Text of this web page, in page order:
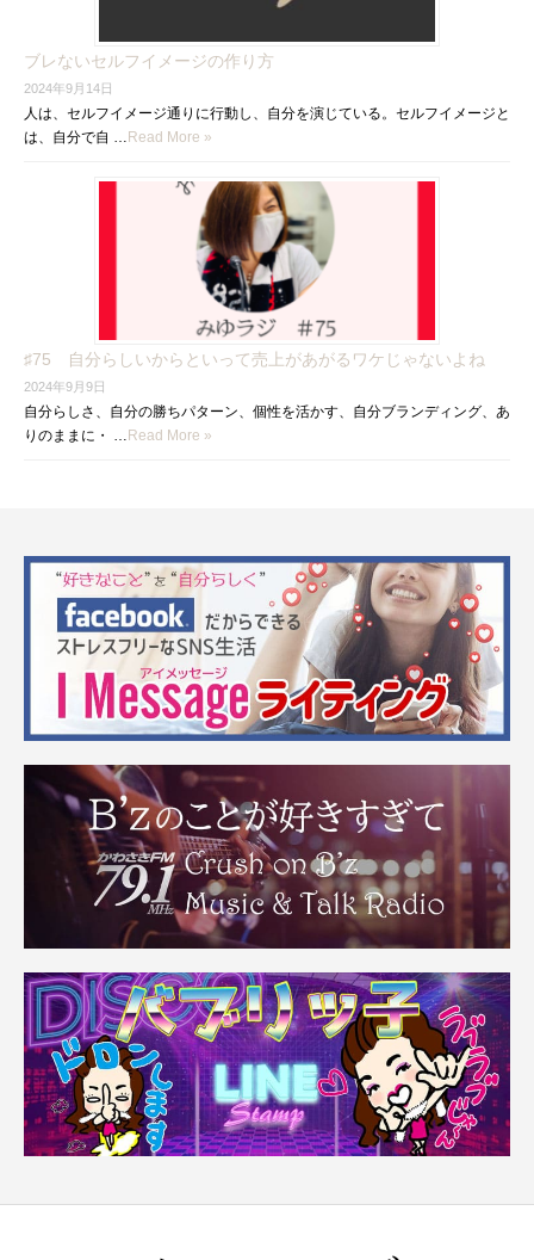
ブレないセルフイメージの作り方
2024年9月14日
人は、セルフイメージ通りに行動し、自分を演じている。セルフイメージと
は、自分で自 … Read More »
♯75 自分らしいからといって売上があがるワケじゃないよね
2024年9月9日
自分らしさ、自分の勝ちパターン、個性を活かす、自分ブランディング、あ
りのままに・ … Read More »